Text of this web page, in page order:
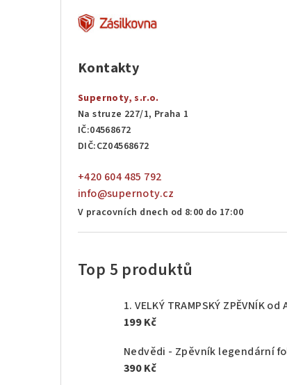
Kontakty
Supernoty, s.r.o.
Na struze 227/1, Praha 1
IČ:04568672
DIČ:CZ04568672
+420 604 485 792
info@supernoty.cz
V pracovních dnech od 8:00 do 17:00
Top 5 produktů
199 Kč
390 Kč